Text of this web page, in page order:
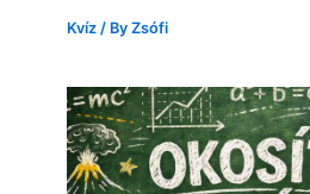
Kvíz / ByZsófi